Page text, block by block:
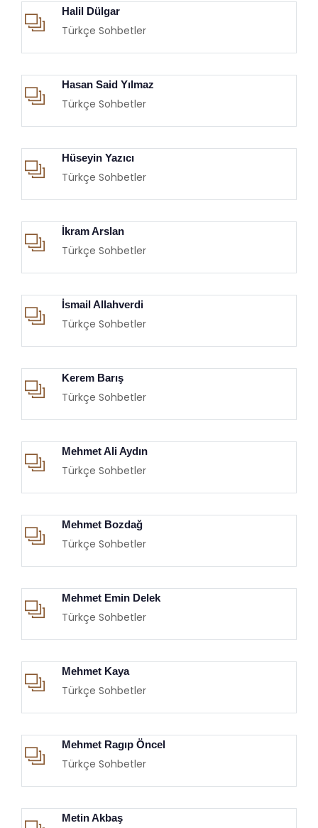
Halil Dülgar
Türkçe Sohbetler
Hasan Said Yılmaz
Türkçe Sohbetler
Hüseyin Yazıcı
Türkçe Sohbetler
İkram Arslan
Türkçe Sohbetler
İsmail Allahverdi
Türkçe Sohbetler
Kerem Barış
Türkçe Sohbetler
Mehmet Ali Aydın
Türkçe Sohbetler
Mehmet Bozdağ
Türkçe Sohbetler
Mehmet Emin Delek
Türkçe Sohbetler
Mehmet Kaya
Türkçe Sohbetler
Mehmet Ragıp Öncel
Türkçe Sohbetler
Metin Akbaş